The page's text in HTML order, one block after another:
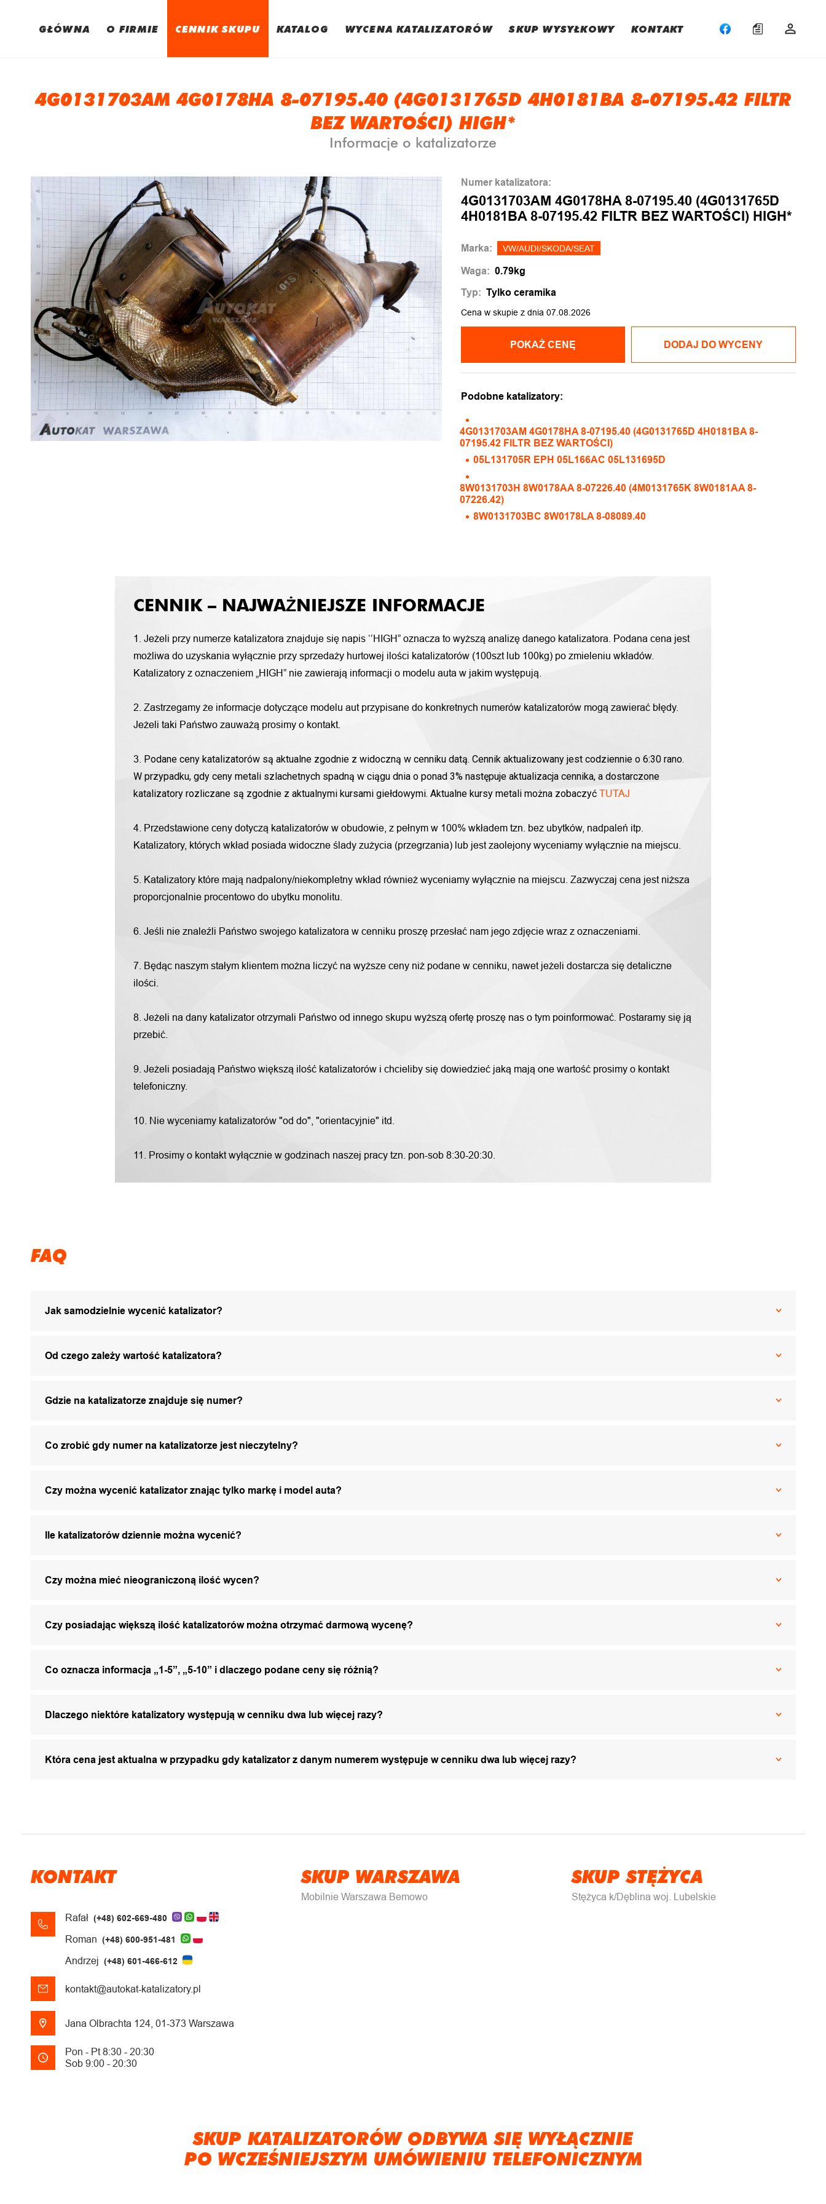
GŁÓWNA O FIRMIE CENNIK SKUPU KATALOG WYCENA KATALIZATORÓW SKUP WYSYŁKOWY KONTAKT
4G0131703AM 4G0178HA 8-07195.40 (4G0131765D 4H0181BA 8-07195.42 FILTR
BEZ WARTOŚCI) HIGH*
Informacje o katalizatorze
Numer katalizatora:
4G0131703AM 4G0178HA 8-07195.40 (4G0131765D
4H0181BA 8-07195.42 FILTR BEZ WARTOŚCI) HIGH*
Marka: VW/AUDI/SKODA/SEAT
Waga: 0.79kg
Typ: Tylko ceramika
Cena w skupie z dnia 07.08.2026
POKAŻ CENĘ DODAJ DO WYCENY
Podobne katalizatory:
4G0131703AM 4G0178HA 8-07195.40 (4G0131765D 4H0181BA 8-
07195.42 FILTR BEZ WARTOŚCI)
05L131705R EPH 05L166AC 05L131695D
8W0131703H 8W0178AA 8-07226.40 (4M0131765K 8W0181AA 8-
07226.42)
8W0131703BC 8W0178LA 8-08089.40
CENNIK – NAJWAŻNIEJSZE INFORMACJE
1. Jeżeli przy numerze katalizatora znajduje się napis ‘’HIGH” oznacza to wyższą analizę danego katalizatora. Podana cena jest
możliwa do uzyskania wyłącznie przy sprzedaży hurtowej ilości katalizatorów (100szt lub 100kg) po zmieleniu wkładów.
Katalizatory z oznaczeniem „HIGH” nie zawierają informacji o modelu auta w jakim występują.
2. Zastrzegamy że informacje dotyczące modelu aut przypisane do konkretnych numerów katalizatorów mogą zawierać błędy.
Jeżeli taki Państwo zauważą prosimy o kontakt.
3. Podane ceny katalizatorów są aktualne zgodnie z widoczną w cenniku datą. Cennik aktualizowany jest codziennie o 6:30 rano.
W przypadku, gdy ceny metali szlachetnych spadną w ciągu dnia o ponad 3% następuje aktualizacja cennika, a dostarczone
katalizatory rozliczane są zgodnie z aktualnymi kursami giełdowymi. Aktualne kursy metali można zobaczyć TUTAJ
4. Przedstawione ceny dotyczą katalizatorów w obudowie, z pełnym w 100% wkładem tzn. bez ubytków, nadpaleń itp.
Katalizatory, których wkład posiada widoczne ślady zużycia (przegrzania) lub jest zaolejony wyceniamy wyłącznie na miejscu.
5. Katalizatory które mają nadpalony/niekompletny wkład również wyceniamy wyłącznie na miejscu. Zazwyczaj cena jest niższa
proporcjonalnie procentowo do ubytku monolitu.
6. Jeśli nie znaleźli Państwo swojego katalizatora w cenniku proszę przesłać nam jego zdjęcie wraz z oznaczeniami.
7. Będąc naszym stałym klientem można liczyć na wyższe ceny niż podane w cenniku, nawet jeżeli dostarcza się detaliczne
ilości.
8. Jeżeli na dany katalizator otrzymali Państwo od innego skupu wyższą ofertę proszę nas o tym poinformować. Postaramy się ją
przebić.
9. Jeżeli posiadają Państwo większą ilość katalizatorów i chcieliby się dowiedzieć jaką mają one wartość prosimy o kontakt
telefoniczny.
10. Nie wyceniamy katalizatorów "od do", "orientacyjnie" itd.
11. Prosimy o kontakt wyłącznie w godzinach naszej pracy tzn. pon-sob 8:30-20:30.
FAQ
Jak samodzielnie wycenić katalizator?
Od czego zależy wartość katalizatora?
Gdzie na katalizatorze znajduje się numer?
Co zrobić gdy numer na katalizatorze jest nieczytelny?
Czy można wycenić katalizator znając tylko markę i model auta?
Ile katalizatorów dziennie można wycenić?
Czy można mieć nieograniczoną ilość wycen?
Czy posiadając większą ilość katalizatorów można otrzymać darmową wycenę?
Co oznacza informacja „1-5”, „5-10” i dlaczego podane ceny się różnią?
Dlaczego niektóre katalizatory występują w cenniku dwa lub więcej razy?
Która cena jest aktualna w przypadku gdy katalizator z danym numerem występuje w cenniku dwa lub więcej razy?
KONTAKT
Rafał (+48) 602-669-480
Roman (+48) 600-951-481
Andrzej (+48) 601-466-612
kontakt@autokat-katalizatory.pl
Jana Olbrachta 124, 01-373 Warszawa
Pon - Pt 8:30 - 20:30
Sob 9:00 - 20:30
SKUP WARSZAWA
Mobilnie Warszawa Bemowo
SKUP STĘŻYCA
Stężyca k/Dęblina woj. Lubelskie
SKUP KATALIZATORÓW ODBYWA SIĘ WYŁĄCZNIE
PO WCZEŚNIEJSZYM UMÓWIENIU TELEFONICZNYM